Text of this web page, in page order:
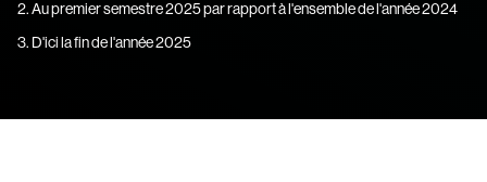
2. Au premier semestre 2025 par rapport à l'ensemble de l'année 2024
3. D'ici la fin de l'année 2025